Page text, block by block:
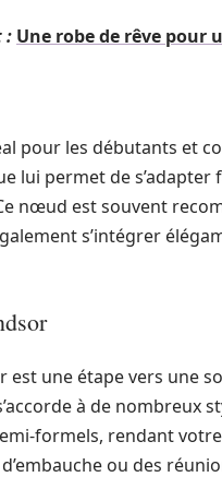
: Une robe de rêve pour
pour les débutants et
lui permet de
nœud est souvent
s’intégrer
est une étape vers une
à de nombreux
formels, rendant
ou des